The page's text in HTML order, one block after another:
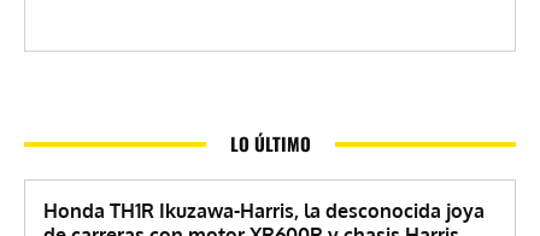
LO ÚLTIMO
Honda TH1R Ikuzawa-Harris, la desconocida joya